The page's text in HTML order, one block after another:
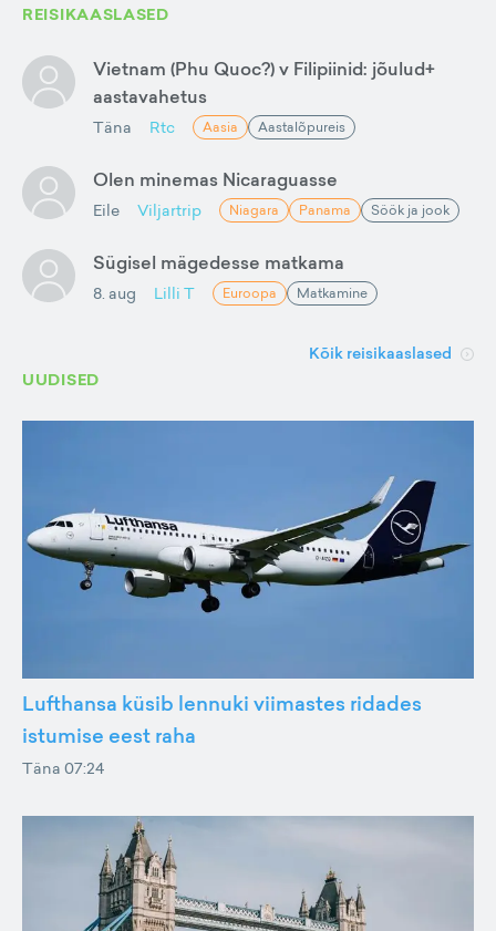
REISIKAASLASED
Vietnam (Phu Quoc?) v Filipiinid: jõulud+
aastavahetus
Täna Rtc Aasia Aastalõpureis
Olen minemas Nicaraguasse
Eile Viljartrip Niagara Panama Söök ja jook
Sügisel mägedesse matkama
8. aug Lilli T Euroopa Matkamine
Kõik reisikaaslased
UUDISED
Lufthansa küsib lennuki viimastes ridades
istumise eest raha
Täna 07:24